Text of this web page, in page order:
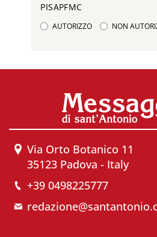
PISAPFMC
AUTORIZZO NON
Via Orto Botanico 11
35123 Padova - Italy
+39 0498225777